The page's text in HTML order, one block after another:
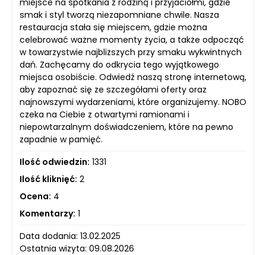
smak i styl tworzą niezapomniane chwile. Nasza
restauracja stała się miejscem, gdzie można
celebrować ważne momenty życia, a także odpocząć
w towarzystwie najbliższych przy smaku wykwintnych
dań. Zachęcamy do odkrycia tego wyjątkowego
miejsca osobiście. Odwiedź naszą stronę internetową,
aby zapoznać się ze szczegółami oferty oraz
najnowszymi wydarzeniami, które organizujemy. NOBO
czeka na Ciebie z otwartymi ramionami i
niepowtarzalnym doświadczeniem, które na pewno
zapadnie w pamięć.
Ilość odwiedzin: 1331
Ilość kliknięć: 2
Ocena: 4
Komentarzy: 1
Data dodania: 13.02.2025
Ostatnia wizyta: 09.08.2026